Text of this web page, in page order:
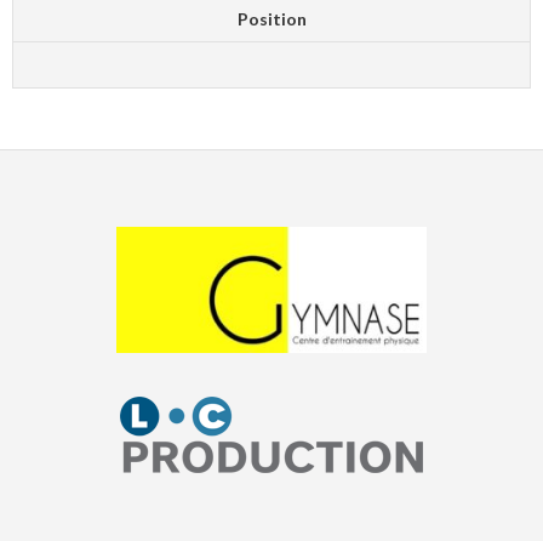
Position